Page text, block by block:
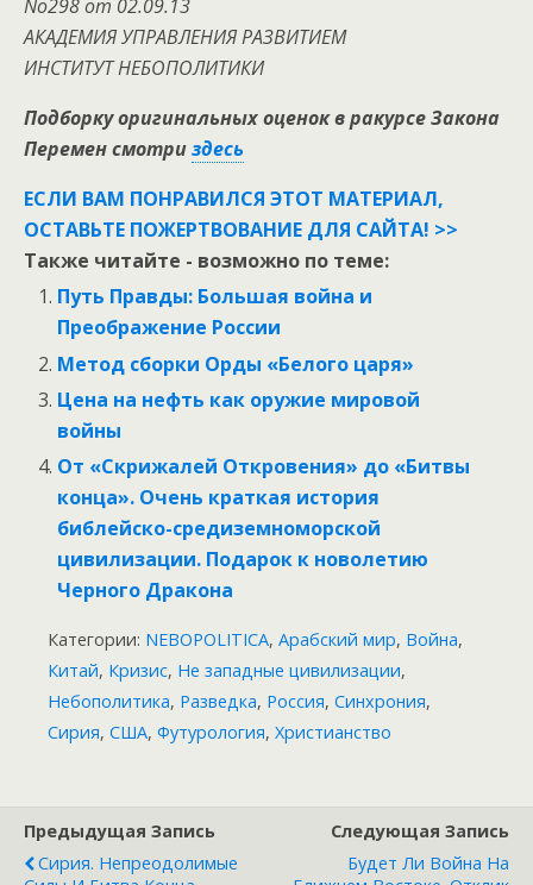
No298 от 02.09.13
АКАДЕМИЯ УПРАВЛЕНИЯ РАЗВИТИЕМ
ИНСТИТУТ НЕБОПОЛИТИКИ
Подборку оригинальных оценок в ракурсе Закона
Перемен смотриздесь
ЕСЛИ ВАМ ПОНРАВИЛСЯ ЭТОТ МАТЕРИАЛ,
ОСТАВЬТЕ ПОЖЕРТВОВАНИЕ ДЛЯ САЙТА! >>
Также читайте - возможно по теме:
Путь Правды: Большая война и
Преображение России
Метод сборки Орды «Белого царя»
Цена на нефть как оружие мировой
войны
От «Скрижалей Откровения» до «Битвы
конца». Очень краткая история
библейско-средиземноморской
цивилизации. Подарок к новолетию
Черного Дракона
Категории: NEBOPOLITICA, Арабский мир, Война,
Китай, Кризис, Не западные цивилизации,
Небополитика, Разведка, Россия, Синхрония,
Сирия, США, Футурология, Христианство
Предыдущая Запись
Сирия. Непреодолимые
Следующая Запись
Будет Ли Война На